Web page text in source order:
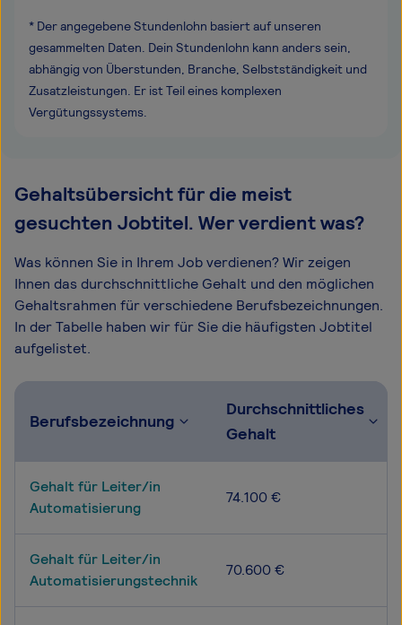
* Der angegebene Stundenlohn basiert auf unseren
gesammelten Daten. Dein Stundenlohn kann anders sein,
abhängig von Überstunden, Branche, Selbstständigkeit und
Zusatzleistungen. Er ist Teil eines komplexen
Vergütungssystems.
Gehaltsübersicht für die meist
gesuchten Jobtitel. Wer verdient was?
Was können Sie in Ihrem Job verdienen? Wir zeigen
Ihnen das durchschnittliche Gehalt und den möglichen
Gehaltsrahmen für verschiedene Berufsbezeichnungen.
In der Tabelle haben wir für Sie die häufigsten Jobtitel
aufgelistet.
Berufsbezeichnung
Durchschnittliches
Gehalt
Gehalt für Leiter/in
Automatisierung
74.100 €
Gehalt für Leiter/in
Automatisierungstechnik
70.600 €